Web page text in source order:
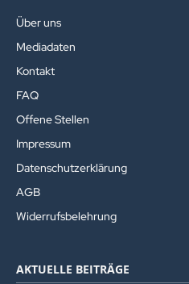
Über uns
Mediadaten
Kontakt
FAQ
Offene Stellen
Impressum
Datenschutzerklärung
AGB
Widerrufsbelehrung
AKTUELLE BEITRÄGE